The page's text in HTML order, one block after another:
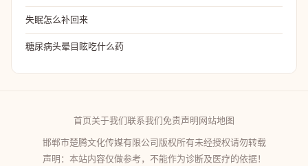
失眠怎么补回来
糖尿病头晕目眩吃什么药
首页关于我们联系我们免责声明网站地图
邯郸市楚腾文化传媒有限公司版权所有未经授权请勿转载
声明：本站内容仅做参考，不能作为诊断及医疗的依据！